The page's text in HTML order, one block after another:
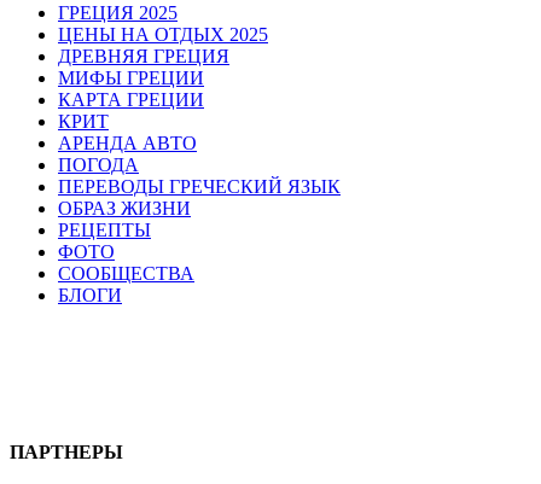
ГРЕЦИЯ 2025
ЦЕНЫ НА ОТДЫХ 2025
ДРЕВНЯЯ ГРЕЦИЯ
МИФЫ ГРЕЦИИ
КАРТА ГРЕЦИИ
КРИТ
АРЕНДА АВТО
ПОГОДА
ПЕРЕВОДЫ ГРЕЧЕСКИЙ ЯЗЫК
ОБРАЗ ЖИЗНИ
РЕЦЕПТЫ
ФОТО
СООБЩЕСТВА
БЛОГИ
ПАРТНЕРЫ